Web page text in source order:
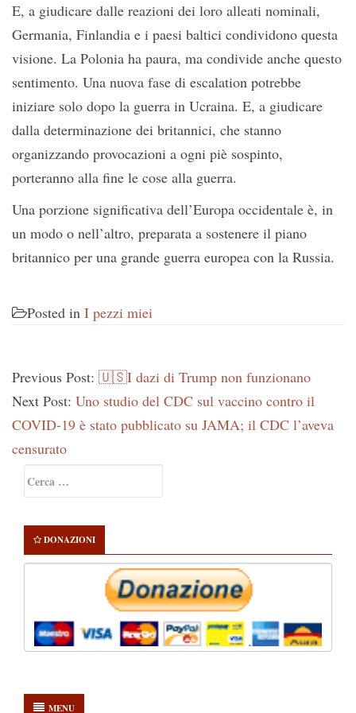
E, a giudicare dalle reazioni dei loro alleati nominali,
Germania, Finlandia e i paesi baltici condividono questa
visione. La Polonia ha paura, ma condivide anche questo
sentimento. Una nuova fase di escalation potrebbe
iniziare solo dopo la guerra in Ucraina. E, a giudicare
dalla determinazione dei britannici, che stanno
organizzando provocazioni a ogni piè sospinto,
porteranno alla fine le cose alla guerra.
Una porzione significativa dell’Europa occidentale è, in
un modo o nell’altro, preparata a sostenere il piano
britannico per una grande guerra europea con la Russia.
Posted in I pezzi miei
Previous Post: 🇺🇸I dazi di Trump non funzionano
Next Post: Uno studio del CDC sul vaccino contro il
COVID-19 è stato pubblicato su JAMA; il CDC l’aveva
censurato
Sidebar
per:
DONAZIONI
MENU